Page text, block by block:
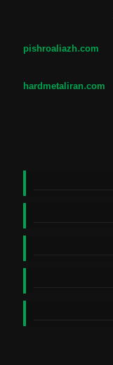
pishroaliazh.com
hardmetaliran.com